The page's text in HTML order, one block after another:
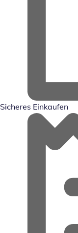
Sicheres Einkaufen